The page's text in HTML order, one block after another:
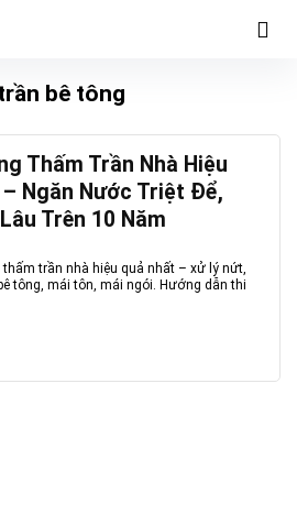
bê tông
Thấm Trần Nhà Hiệu
– Ngăn Nước Triệt Để,
Trên 10 Năm
trần nhà hiệu quả nhất – xử lý nứt,
tông, mái tôn, mái ngói. Hướng dẫn thi